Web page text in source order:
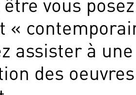
vous
«
assister à
des